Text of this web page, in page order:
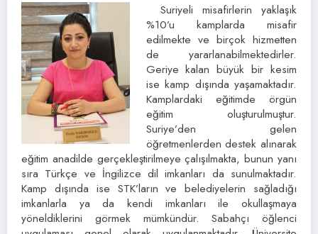
Suriyeli misafirlerin yaklaşık
%10’u kamplarda misafir
edilmekte ve birçok hizmetten
de yararlanabilmektedirler.
Geriye kalan büyük bir kesim
ise kamp dışında yaşamaktadır.
Kamplardaki eğitimde örgün
eğitim oluşturulmuştur.
Suriye’den gelen
öğretmenlerden destek alınarak
eğitim anadilde gerçekleştirilmeye çalışılmakta, bunun yanı
sıra Türkçe ve İngilizce dil imkanları da sunulmaktadır.
Kamp dışında ise STK’ların ve belediyelerin sağladığı
imkanlarla ya da kendi imkanları ile okullaşmaya
yöneldiklerini görmek mümkündür. Sabahçı öğlenci